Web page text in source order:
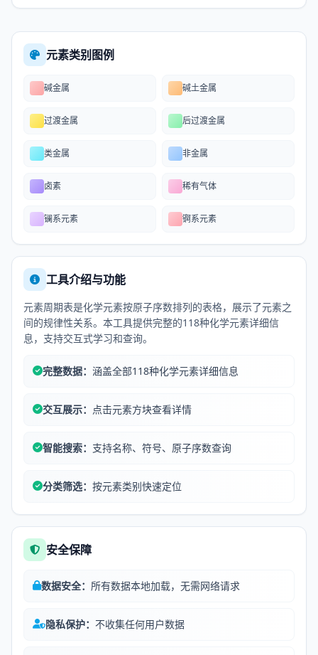
元素类别图例
碱金属 碱土金属
过渡金属 后过渡金属
类金属 非金属
卤素 稀有气体
镧系元素 锕系元素
工具介绍与功能
元素周期表是化学元素按原子序数排列的表格，展示了元素之
间的规律性关系。本工具提供完整的118种化学元素详细信
息，支持交互式学习和查询。
完整数据： 涵盖全部118种化学元素详细信息
交互展示： 点击元素方块查看详情
智能搜索： 支持名称、符号、原子序数查询
分类筛选： 按元素类别快速定位
安全保障
数据安全： 所有数据本地加载，无需网络请求
隐私保护： 不收集任何用户数据